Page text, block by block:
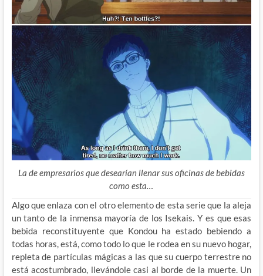
La de empresarios que desearían llenar sus oficinas de bebidas
como esta…
Algo que enlaza con el otro elemento de esta serie que la aleja
un tanto de la inmensa mayoría de los Isekais. Y es que esas
bebida reconstituyente que Kondou ha estado bebiendo a
todas horas, está, como todo lo que le rodea en su nuevo hogar,
repleta de partículas mágicas a las que su cuerpo terrestre no
está acostumbrado, llevándole casi al borde de la muerte. Un